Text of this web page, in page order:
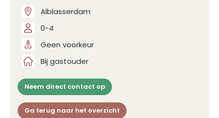
Alblasserdam
0-4
Geen voorkeur
Bij gastouder
Neem direct contact op
Ga terug naar het overzicht